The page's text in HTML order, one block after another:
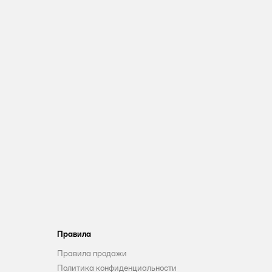
Правила
Правила продажи
Политика конфиденциальности